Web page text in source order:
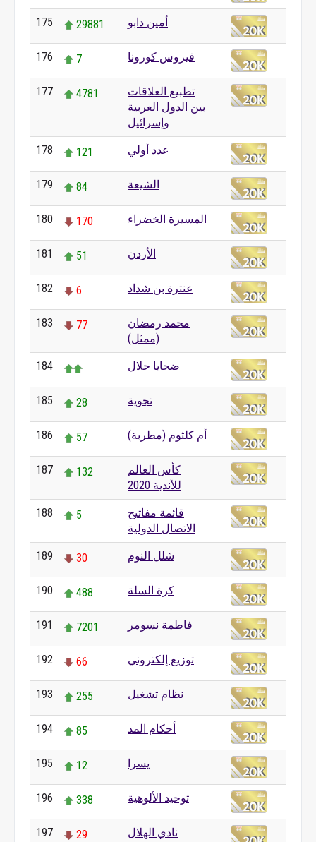
175 29881 أمين دابو
176 7 فيروس كورونا
177 4781
تطبيع العلاقات
بين الدول العربية
وإسرائيل
178 121 عدد أولي
179 84 الشيعة
180 170 المسيرة الخضراء
181 51 الأردن
182 6 عنترة بن شداد
183 77
محمد رمضان
(ممثل)
184 ضحايا حلال
185 28 تجوية
186 57 أم كلثوم (مطربة)
187 132
كأس العالم
للأندية 2020
188 5
قائمة مفاتيح
الاتصال الدولية
189 30 شلل النوم
190 488 كرة السلة
191 7201 فاطمة نسومر
192 66 توزيع إلكتروني
193 255 نظام تشغيل
194 85 أحكام المد
195 12 يسرا
196 338 توحيد الألوهية
197 29
نادي الهلال